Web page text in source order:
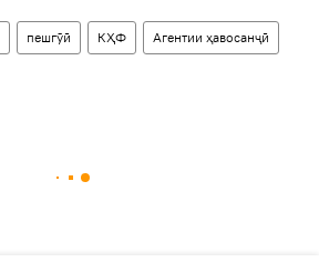
пешгӯӣ КҲФ Агентии ҳавосанҷӣ